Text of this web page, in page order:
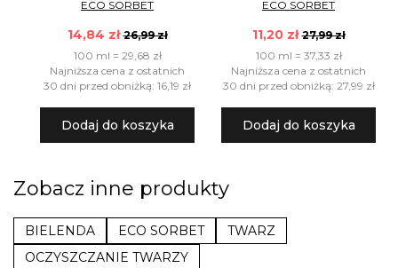
ECO SORBET
14,84 zł 26,99 zł
100 ml = 29,68 zł
Najniższa cena z ostatnich
30 dni przed obniżką: 16,19 zł
Dodaj do koszyka
ECO SORBET
11,20 zł 27,99 zł
100 ml = 37,33 zł
Najniższa cena z ostatnich
30 dni przed obniżką: 27,99 zł
Dodaj do koszyka
Zobacz inne produkty
BIELENDA ECO SORBET
TWARZ
OCZYSZCZANIE TWARZY